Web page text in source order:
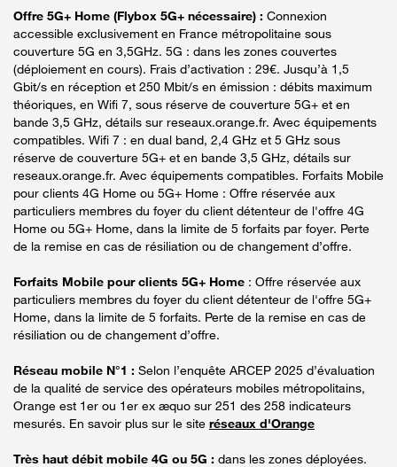
Offre 5G+ Home (Flybox 5G+ nécessaire) : Connexion
accessible exclusivement en France métropolitaine sous
couverture 5G en 3,5GHz. 5G : dans les zones couvertes
(déploiement en cours). Frais d’activation : 29€. Jusqu’à 1,5
Gbit/s en réception et 250 Mbit/s en émission : débits maximum
théoriques, en Wifi 7, sous réserve de couverture 5G+ et en
bande 3,5 GHz, détails sur reseaux.orange.fr. Avec équipements
compatibles. Wifi 7 : en dual band, 2,4 GHz et 5 GHz sous
réserve de couverture 5G+ et en bande 3,5 GHz, détails sur
reseaux.orange.fr. Avec équipements compatibles. Forfaits Mobile
pour clients 4G Home ou 5G+ Home : Offre réservée aux
particuliers membres du foyer du client détenteur de l'offre 4G
Home ou 5G+ Home, dans la limite de 5 forfaits par foyer. Perte
de la remise en cas de résiliation ou de changement d’offre.
Forfaits Mobile pour clients 5G+ Home : Offre réservée aux
particuliers membres du foyer du client détenteur de l'offre 5G+
Home, dans la limite de 5 forfaits. Perte de la remise en cas de
résiliation ou de changement d’offre.
Réseau mobile N°1 : Selon l’enquête ARCEP 2025 d’évaluation
de la qualité de service des opérateurs mobiles métropolitains,
Orange est 1er ou 1er ex æquo sur 251 des 258 indicateurs
mesurés. En savoir plus sur le site réseaux d'Orange
Très haut débit mobile 4G ou 5G : dans les zones déployées.